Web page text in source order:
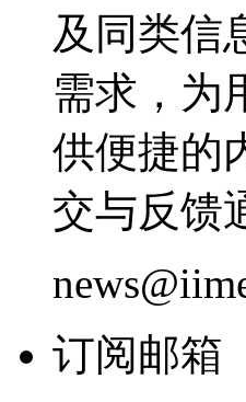
及同类信
需求，为
供便捷的
交与反馈
订阅邮箱